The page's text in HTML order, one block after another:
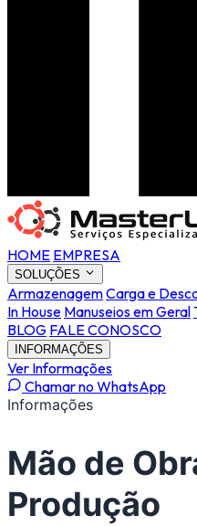
HOME EMPRESA
SOLUÇÕES
ArmazenagemCarga e
In House Manuseios em Geral
BLOG FALE CONOSCO
INFORMAÇÕES
Ver Informações
Chamar no WhatsApp
Informações
Mão de
Produção